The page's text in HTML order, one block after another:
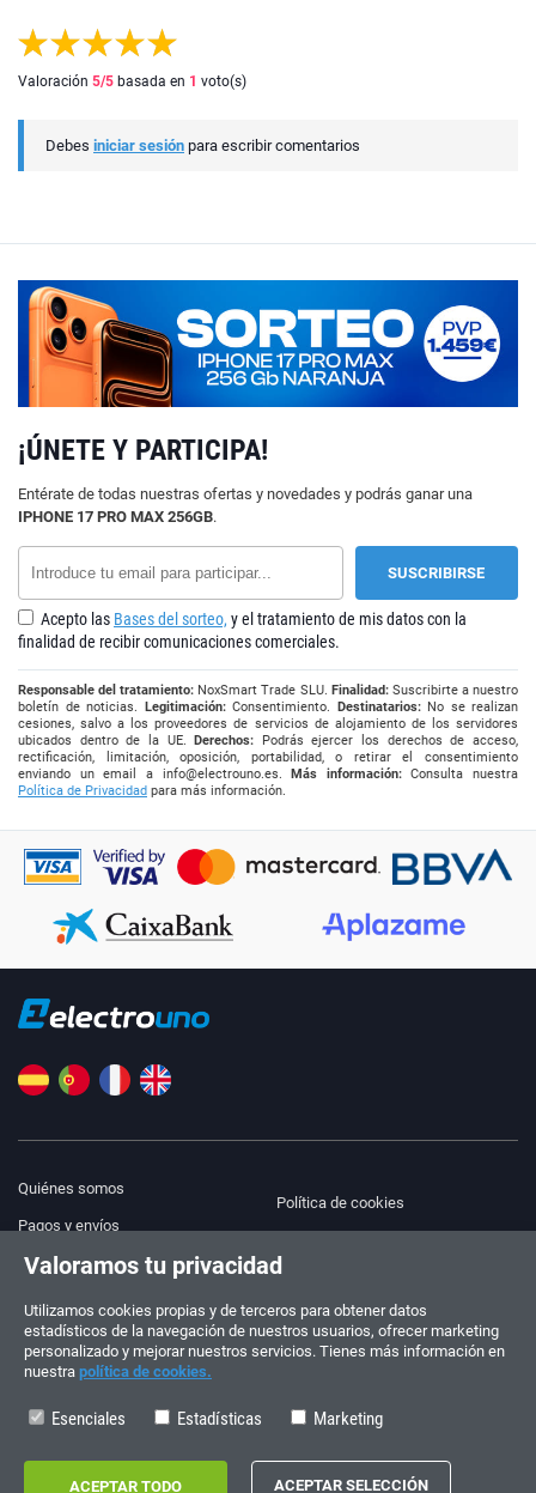
Valoración 5/5 basada en 1 voto(s)
Debes iniciar sesión para escribir comentarios
¡ÚNETE Y PARTICIPA!
Entérate de todas nuestras ofertas y novedades y podrás ganar una
IPHONE 17 PRO MAX 256GB.
Acepto las Bases del sorteo, y el tratamiento de mis datos con la
finalidad de recibir comunicaciones comerciales.
Responsable del tratamiento: NoxSmart Trade SLU. Finalidad:Suscribirte a nuestro
boletín de noticias. Legitimación:Consentimiento. Destinatarios:No se realizan
cesiones, salvo a los proveedores de servicios de alojamiento de los servidores
ubicados dentro de la UE.Derechos: Podrás ejercer los derechos de acceso,
rectificación, limitación, oposición, portabilidad, o retirar el consentimiento
enviando un email a info@electrouno.es.Más información:Consulta nuestra
Política de Privacidad para más información.
Quiénes somos
Pagos y envíos
Aviso legal
Política de privacidad
Política de cookies
PEDIDOS Y CONSULTAS
+34 910 600 459
HORARIO DE VERANO
Valoramos tu privacidad
Utilizamos cookies propias y de terceros para obtener datos
estadísticos de la navegación de nuestros usuarios, ofrecer marketing
personalizado y mejorar nuestros servicios. Tienes más información en
nuestra política de cookies.
Esenciales Estadísticas Marketing